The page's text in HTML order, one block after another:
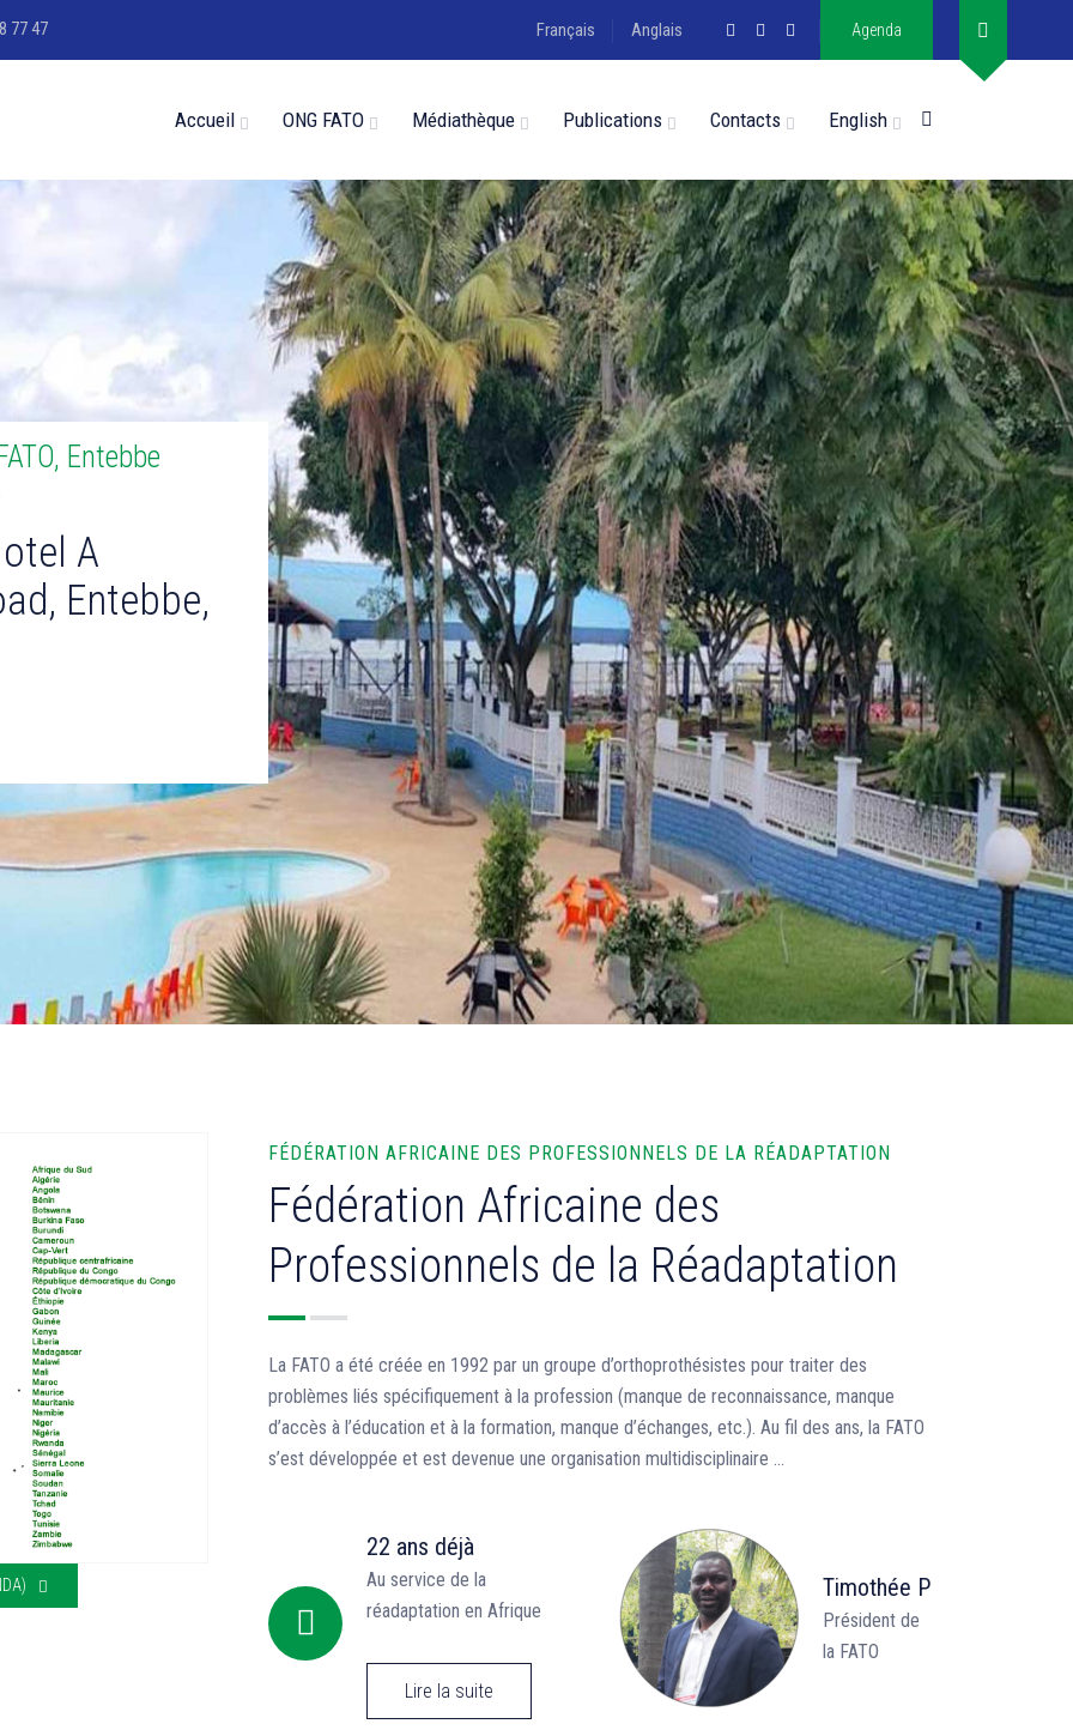
77 47 Français Anglais Agenda
Accueil ONG FATO Médiathèque Publications Contacts English
Entebbe
A
Entebbe,
FÉDÉRATION AFRICAINE DES PROFESSIONNELS DE LA RÉADAPTATION
Fédération Africaine des
Professionnels de la Réadaptation
La FATO a été créée en 1992 par un groupe d’orthoprothésistes pour traiter des
problèmes liés spécifiquement à la profession (manque de reconnaissance, manque
d’accès à l’éducation et à la formation, manque d’échanges, etc.). Au fil des ans, la FATO
s’est développée et est devenue une organisation multidisciplinaire ...
22 ans déjà
Au service de la
réadaptation en Afrique
Lire la suite
Timothée P
Président de
la FATO